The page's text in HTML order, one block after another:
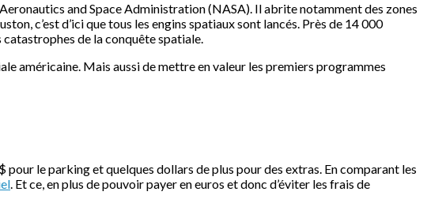
and Space Administration (NASA). Il abrite notamment des zones
c’est d’ici que tous les engins spatiaux sont lancés. Près de 14 000
catastrophes de la conquête spatiale.
américaine. Mais aussi de mettre en valeur les premiers programmes
le parking et quelques dollars de plus pour des extras. En comparant les
. Et ce, en plus de pouvoir payer en euros et donc d’éviter les frais de